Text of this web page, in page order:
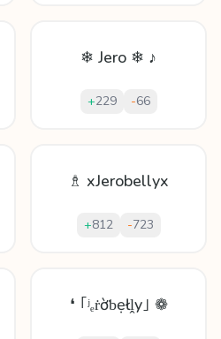
❄ Jero ❄ ♪
+229 -66
♗ xJerobellyx
+812 -723
❛ ｢ʲₑṙờƅẹłḽy｣ ❁